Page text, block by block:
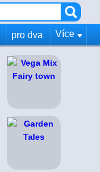
pro dva Více